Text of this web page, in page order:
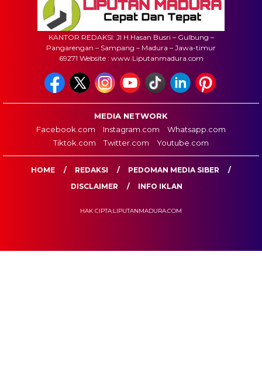
KANTOR REDAKSI: Jl H.Hasan Busri – Gulbung –
Pangarengan – Sampang – Madura – Jawa-timur
69271 Website : www.Liputanmadura.com
MEDIA NETWORK
Facebook.com
Instagram.com
Whatsapp.com
Tiktok.com
Twitter.com Youtube.com
HOME REDAKSI
PEDOMAN MEDIA SIBER
DISCLAIMER
INFO IKLAN
HAK CIPTA:LIPUTANMADURA.COM